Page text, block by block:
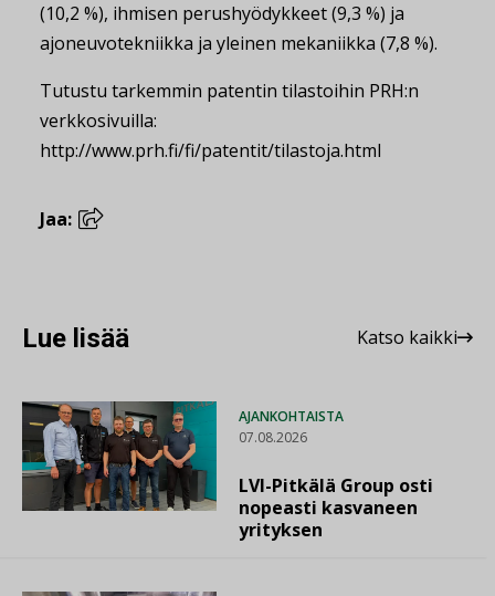
(10,2 %), ihmisen perushyödykkeet (9,3 %) ja
ajoneuvotekniikka ja yleinen mekaniikka (7,8 %).
Tutustu tarkemmin patentin tilastoihin PRH:n
verkkosivuilla:
http://www.prh.fi/fi/patentit/tilastoja.html
Jaa:
Lue lisää Katso kaikki
AJANKOHTAISTA
07.08.2026
LVI-Pitkälä Group osti
nopeasti kasvaneen
yrityksen